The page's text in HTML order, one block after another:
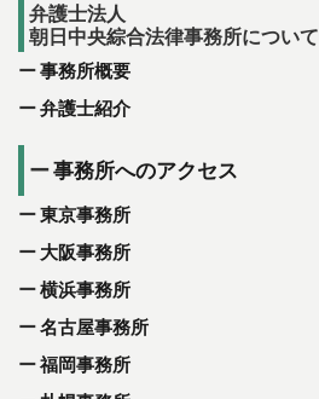
弁護士法人
朝日中央綜合法律事務所について
事務所概要
弁護士紹介
事務所へのアクセス
東京事務所
大阪事務所
横浜事務所
名古屋事務所
福岡事務所